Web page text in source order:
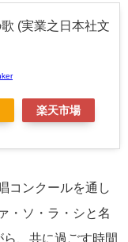
(実業之日本社文
楽天市場
コンクールを通し
・ソ・ラ・シと名
、共に過ごす時間